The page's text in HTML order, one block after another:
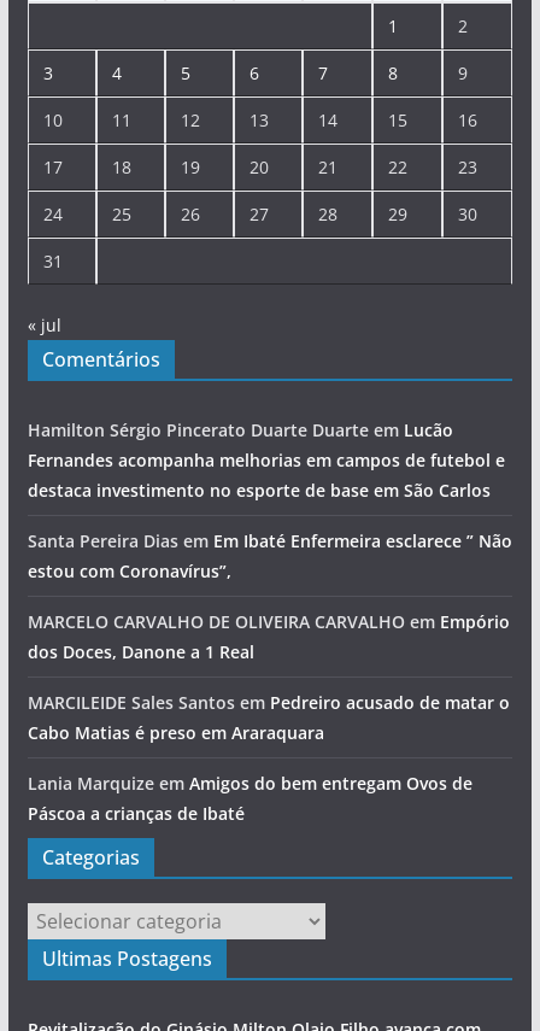
1 2
3 4 5 6 7 8 9
10 11 12 13 14 15 16
17 18 19 20 21 22 23
24 25 26 27 28 29 30
31
« jul
Comentários
Hamilton Sérgio Pincerato Duarte Duarteem Lucão
Fernandes acompanha melhorias em campos de futebol e
destaca investimento no esporte de base em São Carlos
Santa Pereira Diasem Em Ibaté Enfermeira esclarece ” Não
estou com Coronavírus”,
MARCELO CARVALHO DE OLIVEIRA CARVALHOem Empório
dos Doces, Danone a 1 Real
MARCILEIDE Sales Santosem Pedreiro acusado de matar o
Cabo Matias é preso em Araraquara
Lania Marquizeem Amigos do bem entregam Ovos de
Páscoa a crianças de Ibaté
Categorias
Categorias
Ultimas Postagens